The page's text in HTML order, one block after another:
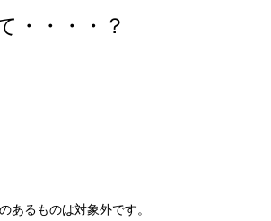
・・・・？
あるものは対象外です。